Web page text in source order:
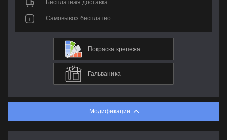
Бесплатная доставка
Самовывоз бесплатно
Покраска крепежа
Гальваника
Модификации